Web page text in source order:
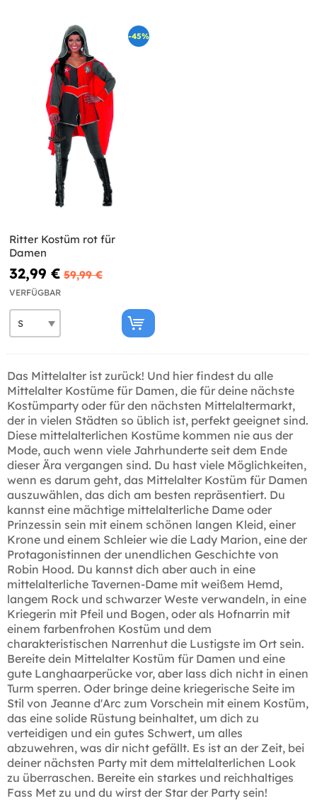
-45%
Ritter Kostüm rot für
Damen
32,99 € 59,99 €
VERFÜGBAR
Das Mittelalter ist zurück! Und hier findest du alle
Mittelalter Kostüme für Damen, die für deine nächste
Kostümparty oder für den nächsten Mittelaltermarkt,
der in vielen Städten so üblich ist, perfekt geeignet sind.
Diese mittelalterlichen Kostüme kommen nie aus der
Mode, auch wenn viele Jahrhunderte seit dem Ende
dieser Ära vergangen sind. Du hast viele Möglichkeiten,
wenn es darum geht, das Mittelalter Kostüm für Damen
auszuwählen, das dich am besten repräsentiert. Du
kannst eine mächtige mittelalterliche Dame oder
Prinzessin sein mit einem schönen langen Kleid, einer
Krone und einem Schleier wie die Lady Marion, eine der
Protagonistinnen der unendlichen Geschichte von
Robin Hood. Du kannst dich aber auch in eine
mittelalterliche Tavernen-Dame mit weißem Hemd,
langem Rock und schwarzer Weste verwandeln, in eine
Kriegerin mit Pfeil und Bogen, oder als Hofnarrin mit
einem farbenfrohen Kostüm und dem
charakteristischen Narrenhut die Lustigste im Ort sein.
Bereite dein Mittelalter Kostüm für Damen und eine
gute Langhaarperücke vor, aber lass dich nicht in einen
Turm sperren. Oder bringe deine kriegerische Seite im
Stil von Jeanne d'Arc zum Vorschein mit einem Kostüm,
das eine solide Rüstung beinhaltet, um dich zu
verteidigen und ein gutes Schwert, um alles
abzuwehren, was dir nicht gefällt. Es ist an der Zeit, bei
deiner nächsten Party mit dem mittelalterlichen Look
zu überraschen. Bereite ein starkes und reichhaltiges
Fass Met zu und du wirst der Star der Party sein!